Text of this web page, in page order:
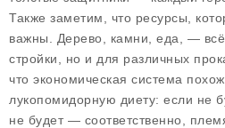
Также заметим, что ресурсы,
важны. Дерево, камни, еда, — всё
стройки, но и для различных
что экономическая система
лукопомидорную диету: если не
не будет — соответственно,